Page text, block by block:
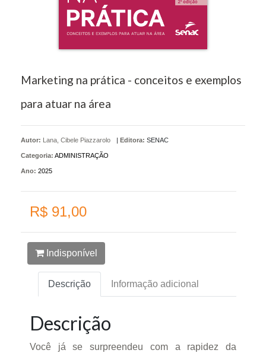
Marketing na prática - conceitos e exemplos
para atuar na área
Autor: Lana, Cibele Piazzarolo Editora: SENAC
Categoria: ADMINISTRAÇÃO
Ano: 2025
R$ 91,00
Indisponível
Descrição Informação adicional
Descrição
Você já se surpreendeu com a rapidez da